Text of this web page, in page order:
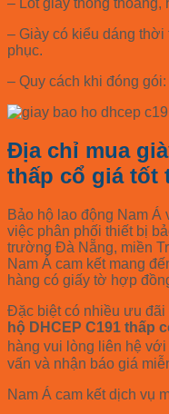
– Giày có kiểu dáng
phục.
– Quy cách khi đóng
Địa chỉ mua
thấp cổ giá tốt
Bảo hộ lao động Nam
việc phân phối thiết bị
trường Đà Nẵng, miền
Nam Á cam kết mang
hàng có giấy tờ hợp
Đặc biệt có nhiều ưu
hộ DHCEP C191 thấp
hàng vui lòng liên hệ với
vấn và nhận báo giá
Nam Á cam kết dịch vụ